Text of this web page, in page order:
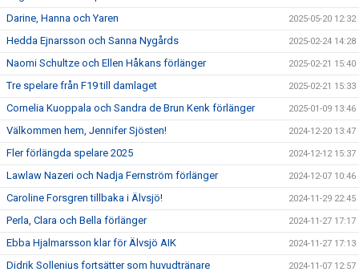
Darine, Hanna och Yaren 2025-05-20 12:32
Hedda Ejnarsson och Sanna Nygårds 2025-02-24 14:28
Naomi Schultze och Ellen Håkans förlänger 2025-02-21 15:40
Tre spelare från F19 till damlaget 2025-02-21 15:33
Cornelia Kuoppala och Sandra de Brun Kenk förlänger 2025-01-09 13:46
Välkommen hem, Jennifer Sjösten! 2024-12-20 13:47
Fler förlängda spelare 2025 2024-12-12 15:37
Lawlaw Nazeri och Nadja Fernström förlänger 2024-12-07 10:46
Caroline Forsgren tillbaka i Älvsjö! 2024-11-29 22:45
Perla, Clara och Bella förlänger 2024-11-27 17:17
Ebba Hjalmarsson klar för Älvsjö AIK 2024-11-27 17:13
Didrik Sollenius fortsätter som huvudtränare 2024-11-07 12:57